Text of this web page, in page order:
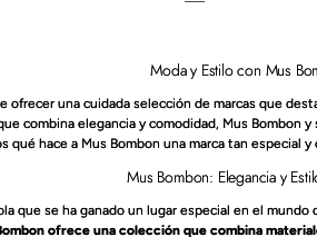
Moda y Estilo con Mus
ofrecer una cuidada selección de marcas que
combina elegancia y comodidad, Mus Bombon
qué hace a Mus Bombon una marca tan especial
Mus Bombon: Elegancia y
que se ha ganado un lugar especial en el
ofrece una colección que combina